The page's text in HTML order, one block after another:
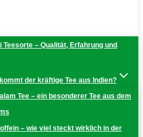
Teesorte – Qualität, Erfahrung und
der kräftige Tee aus Indien?
Tee – ein besonderer Tee aus dem
– wie viel steckt wirklich in der